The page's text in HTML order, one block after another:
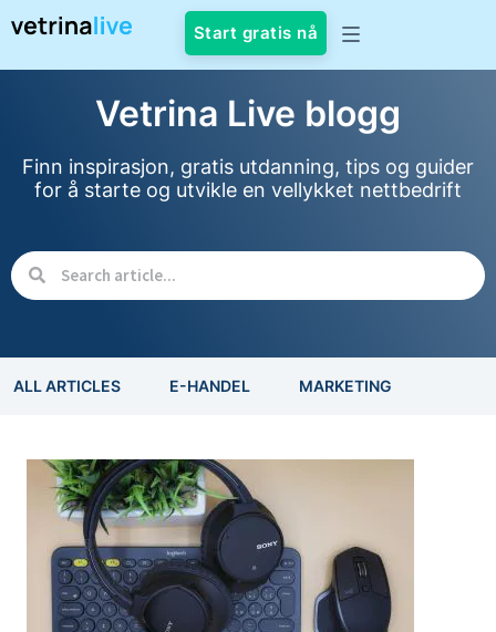
Start gratis nå
Vetrina Live blogg
Finn inspirasjon, gratis utdanning, tips og guider
for å starte og utvikle en vellykket nettbedrift
ALL ARTICLES E-HANDEL MARKETING